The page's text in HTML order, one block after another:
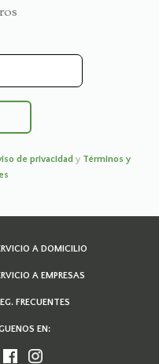
de privacidad y Términos y
A DOMICILIO
A EMPRESAS
FRECUENTES
EN: